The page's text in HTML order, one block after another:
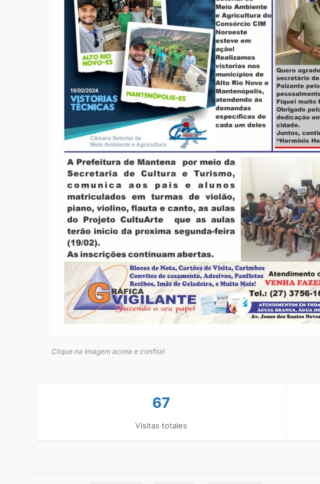
Clique na Imagem acima e confira!
67
Visitas totales